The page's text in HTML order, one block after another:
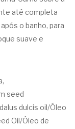
até completa
o banho, para
suave e
seed
dulcis oil/Óleo
Oil/Óleo de